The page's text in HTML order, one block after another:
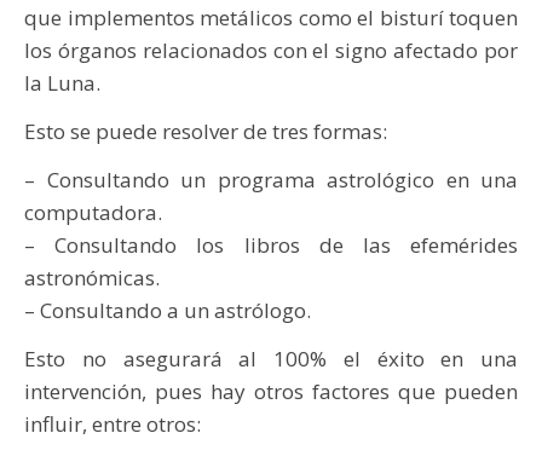
que implementos metálicos como el bisturí toquen
los órganos relacionados con el signo afectado por
la Luna.
Esto se puede resolver de tres formas:
– Consultando un programa astrológico en una
computadora.
– Consultando los libros de las efemérides
astronómicas.
– Consultando a un astrólogo.
Esto no asegurará al 100% el éxito en una
intervención, pues hay otros factores que pueden
influir, entre otros: